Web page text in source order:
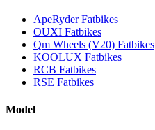
ApeRyder Fatbikes
OUXI Fatbikes
Qm Wheels (V20) Fatbikes
KOOLUX Fatbikes
RCB Fatbikes
RSE Fatbikes
Model